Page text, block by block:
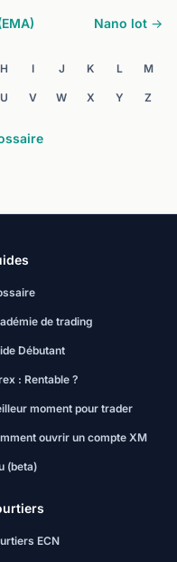
Nano lot →
H I J K L M
U V W X Y Z
de trading
Débutant
: Rentable ?
moment pour trader
ouvrir un compte XM
(beta)
ECN